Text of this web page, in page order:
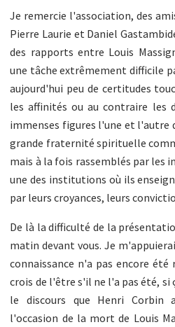
Je remercie l'association, des
Pierre Laurie et Daniel
des rapports entre Louis
une tâche extrêmement difficile
aujourd'hui peu de certitudes
les affinités ou au contraire les
immenses figures l'une et l'autre
grande fraternité spirituelle
mais à la fois rassemblés par les
une des institutions où ils
par leurs croyances, leurs
De là la difficulté de la
matin devant vous. Je
connaissance n'a pas encore
crois de l'être s'il ne l'a pas été, si
le discours que Henri Corbin
l'occasion de la mort de Louis